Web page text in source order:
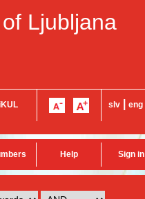
Ljubljana
slv eng
Help Sign in